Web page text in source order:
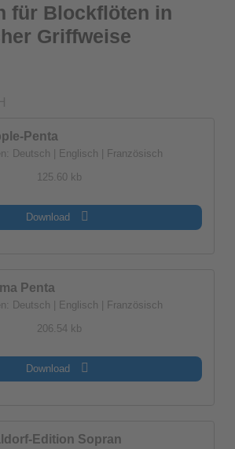
für Blockflöten in
Griffweise
Penta
Deutsch | Englisch | Französisch
125.60 kb
Download
Penta
Deutsch | Englisch | Französisch
206.54 kb
Download
Edition Sopran